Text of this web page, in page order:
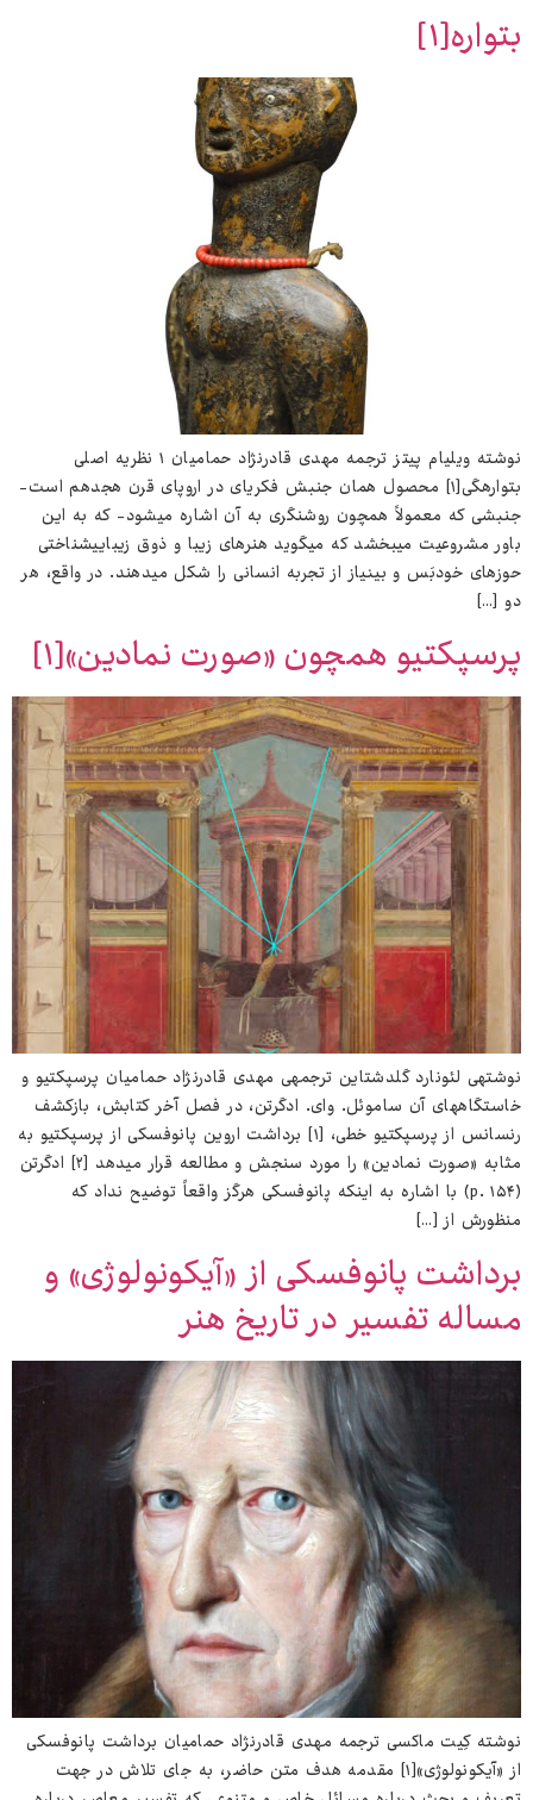
بت‌واره[۱]
نوشته ویلیام پیتز ترجمه مهدی قادرنژاد حمامیان ۱ نظریه اصلی
بت‌واره‌گی[۱] محصول همان جنبش فکری‌ای در اروپای قرن هجدهم است-
جنبشی که معمولاً همچون روشنگری به آن اشاره می‌شود- که به این
باور مشروعیت می‌بخشد که می‌گوید هنرهای زیبا و ذوق زیبایی‌شناختی
حوزه‌ای خودبَس و بی‌نیاز از تجربه انسانی را شکل می‌دهند. در واقع، هر
دو […]
پرسپکتیو همچون «صورت نمادین»[۱]
نوشته‌ی لئونارد گلدشتاین ترجمه‌ی مهدی قادرنژاد حمامیان پرسپکتیو و
خاستگاه‌های آن ساموئل. وای. ادگرتن، در فصل آخر کتابش، بازکشف
رنسانس از پرسپکتیو خطی، [۱] برداشت اروین پانوفسکی از پرسپکتیو به
مثابه «صورت نمادین» را مورد سنجش و مطالعه قرار می‌دهد [۲] ادگرتن
(p. ۱۵۴) با اشاره به اینکه پانوفسکی هرگز واقعاً توضیح نداد که
منظورش از […]
برداشت پانوفسکی از «آیکونولوژی» و
مساله تفسیر در تاریخ هنر
نوشته کِیت ماکسی ترجمه مهدی قادرنژاد حمامیان برداشت پانوفسکی
از «آیکونولوژی»[۱] مقدمه هدف متن حاضر، به جای تلاش در جهت